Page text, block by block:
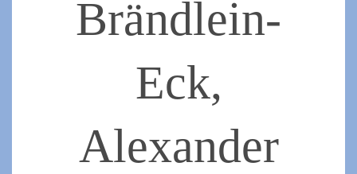
Brändlein-
Eck,
Alexander